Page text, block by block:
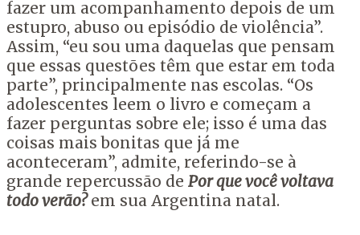
fazer um acompanhamento depois de um
estupro, abuso ou episódio de violência”.
Assim, “eu sou uma daquelas que pensam
que essas questões têm que estar em toda
parte”, principalmente nas escolas. “Os
adolescentes leem o livro e começam a
fazer perguntas sobre ele; isso é uma das
coisas mais bonitas que já me
aconteceram”, admite, referindo-se à
grande repercussão de Por que você voltava
todo verão?em sua Argentina natal.